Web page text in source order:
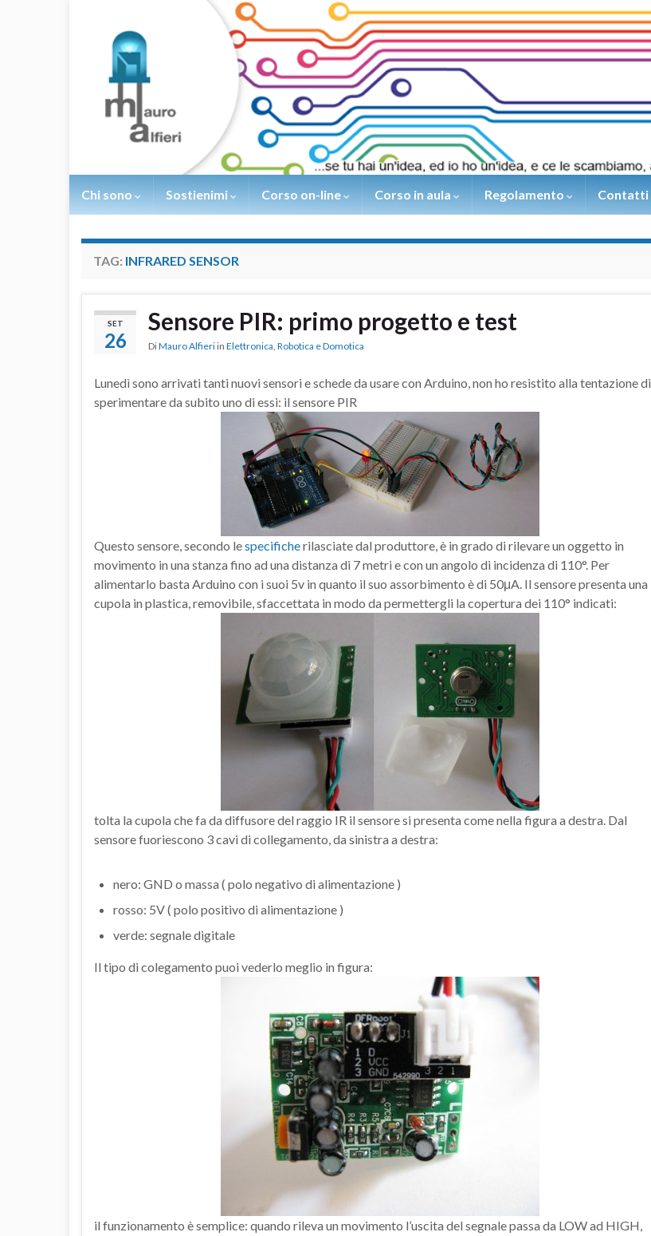
Chi sono Sostienimi Corso on-line Corso in aula Regolamento Contatti
TAG: INFRARED SENSOR
SET
26
Sensore PIR: primo progetto e test
DiMauro Alfieri in Elettronica, Robotica e Domotica
Lunedì sono arrivati tanti nuovi sensori e schede da usare con Arduino, non ho resistito alla tentazione di
sperimentare da subito uno di essi: il sensore PIR
Questo sensore, secondo lespecificherilasciate dal produttore, è in grado di rilevare un oggetto in
movimento in una stanza fino ad una distanza di 7 metri e con un angolo di incidenza di 110°. Per
alimentarlo basta Arduino con i suoi 5v in quanto il suo assorbimento è di 50μA. Il sensore presenta una
cupola in plastica, removibile, sfaccettata in modo da permettergli la copertura dei 110° indicati:
tolta la cupola che fa da diffusore del raggio IR il sensore si presenta come nella figura a destra. Dal
sensore fuoriescono 3 cavi di collegamento, da sinistra a destra:
nero: GND o massa ( polo negativo di alimentazione )
rosso: 5V ( polo positivo di alimentazione )
verde: segnale digitale
Il tipo di colegamento puoi vederlo meglio in figura:
il funzionamento è semplice: quando rileva un movimento l’uscita del segnale passa da LOW ad HIGH,